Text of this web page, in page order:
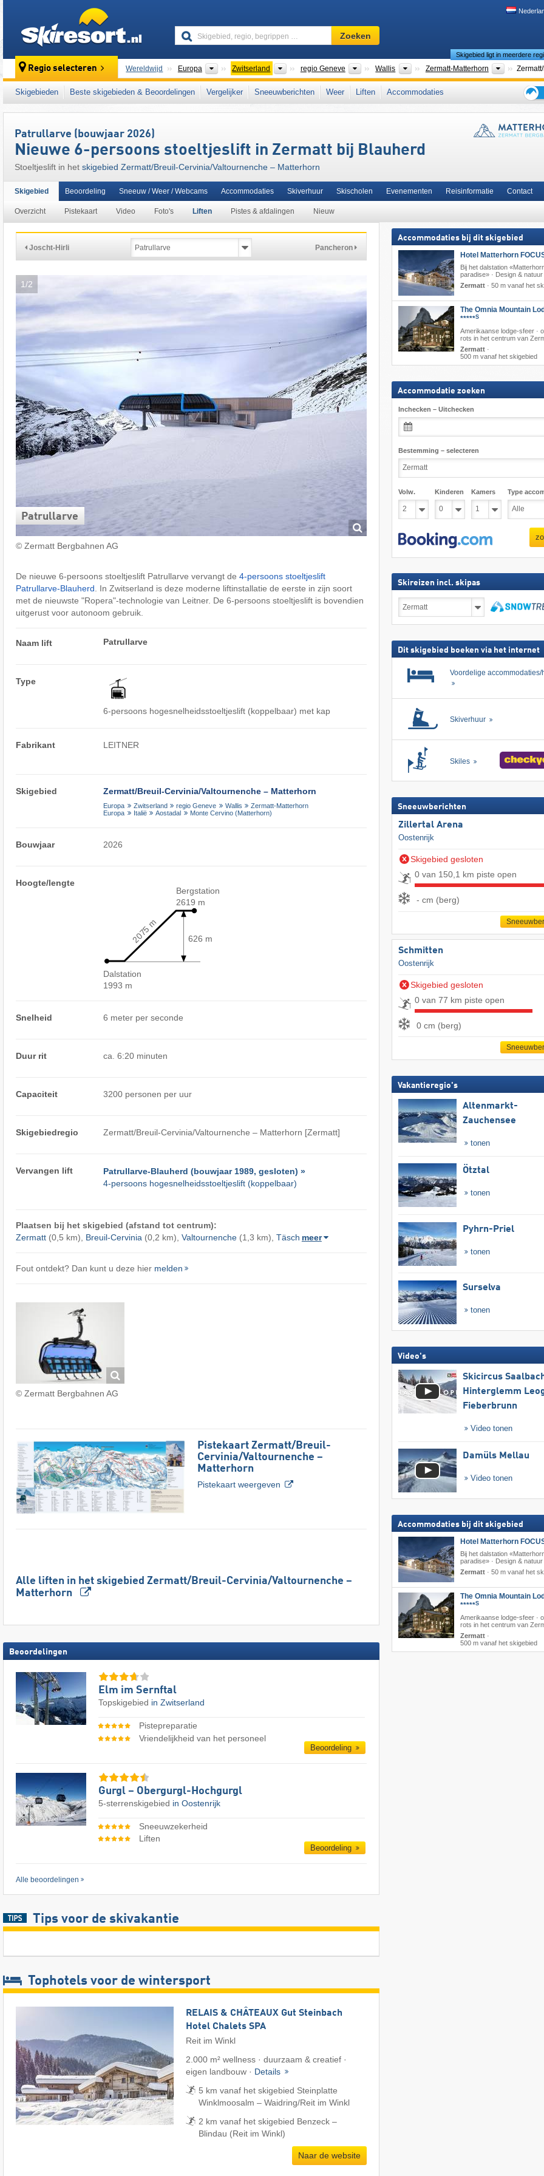
Skigebied,
regio,
…
Zoeken
Regio selecteren Wereldwijd Europa Continenten
Zwitserland Landenregio Geneve Macroregio's
Wallis Kantons
Zermatt-Matterhorn
Skigebied ligt in meerdere
Wereldwijd Europa Continenten
Italië LandenAostadal Regio'sMonte Cervino (Matterhorn) Zermatt/​Breuil-Cervinia/​
Skigebieden Beste skigebieden & Beoordelingen Vergelijker Sneeuwberichten Weer Liften
Accommodaties
de
Patrullarve (bouwjaar 2026)
Nieuwe 6-persoons stoeltjeslift in Zermatt bij Blauherd
Stoeltjeslift in het skigebied Zermatt/​Breuil-Cervinia/​Valtournenche – Matterhorn
Skigebied
Overzicht Pistekaart Video Foto's Liften Pistes & afdalingen Nieuw
Beoordeling Sneeuw / Weer / Webcams Accommodaties Skiverhuur Skischolen Evenementen Reisinformatie Contact
Joscht-Hirli Pancheron
1/2
© Zermatt Bergbahnen AG
Patrullarve
De nieuwe 6-persoons stoeltjeslift Patrullarve vervangt de 4-persoons stoeltjeslift
Patrullarve-Blauherd. In Zwitserland is deze moderne liftinstallatie de eerste in zijn soort
met de nieuwste "Ropera"-technologie van Leitner. De 6-persoons stoeltjeslift is bovendien
uitgerust voor autonoom gebruik.
Naam lift Patrullarve
Type
6-persoons hogesnelheidsstoeltjeslift (koppelbaar) met kap
Fabrikant LEITNER
Skigebied Zermatt/​Breuil-Cervinia/​Valtournenche – Matterhorn
Europa Zwitserland regio Geneve Wallis
Zermatt-Matterhorn
Europa
Italië Aostadal Monte Cervino (Matterhorn)
Bouwjaar 2026
Hoogte/lengte
Dalstation
1993 m
Bergstation
2619 m
626 m
2075 m
Snelheid 6 meter per seconde
Duur rit ca. 6:20 minuten
Capaciteit 3200 personen per uur
Skigebiedregio Zermatt/​Breuil-Cervinia/​Valtournenche – Matterhorn [Zermatt]
Vervangen lift
Patrullarve-Blauherd (bouwjaar 1989, gesloten) »
4-persoons hogesnelheidsstoeltjeslift (koppelbaar)
Plaatsen bij het skigebied (afstand tot centrum):
Zermatt(0,5 km), Breuil-Cervinia (0,2 km), Valtournenche(1,3 km), Täsch meer
Fout ontdekt? Dan kunt u deze hier melden
© Zermatt Bergbahnen AG
Pistekaart Zermatt/​Breuil-
Cervinia/​Valtournenche –
Matterhorn
Pistekaart weergeven
Alle liften in het skigebied Zermatt/​Breuil-Cervinia/​Valtournenche –
Matterhorn
Beoordelingen
Elm im Sernftal
Topskigebied in Zwitserland
Pistepreparatie
Vriendelijkheid van het personeel
Beoordeling
Gurgl – Obergurgl-Hochgurgl
5-sterrenskigebied in Oostenrijk
Sneeuwzekerheid
Liften
Beoordeling
Alle beoordelingen
Tips voor de skivakantie
Tophotels voor de wintersport
RELAIS & CHÂTEAUX Gut Steinbach
Hotel Chalets SPA
Reit im Winkl
2.000 m² wellness · duurzaam & creatief ·
eigen landbouw · Details
5 km vanaf het skigebied Steinplatte
Winklmoosalm – Waidring/​Reit im Winkl
2 km vanaf het skigebied Benzeck –
Blindau (Reit im Winkl)
Naar de website
Accommodaties bij dit skigebied
Hotel Matterhorn
Bij het dalstation
paradise» · Design & natuur
Zermatt· 50 m vanaf het
The Omnia Mountain
*****S
Amerikaanse lodge-sfeer ·
rots in het centrum van
Zermatt·
500 m vanaf het skigebied
Accommodatie zoeken
Inchecken – Uitchecken
Bestemming – selecteren
Volw. Kinderen Kamers Type
Skireizen incl. skipas
incl.
Dit skigebied boeken via het internet
Voordelige accommodaties/
Skiverhuur
Skiles
Sneeuwberichten
Zillertal Arena
Oostenrijk
Skigebied gesloten
0 van 150,1 km piste open
- cm (berg)
Schmitten
Oostenrijk
Skigebied gesloten
0 van 77 km piste open
0 cm (berg)
Vakantieregio's
Altenmarkt-
Zauchensee
tonen
Ötztal
tonen
Pyhrn-Priel
tonen
Surselva
tonen
Video's
Skicircus
Hinterglemm
Fieberbrunn
Video tonen
Damüls Mellau
Video tonen
Accommodaties bij dit skigebied
Hotel Matterhorn
Bij het dalstation
paradise» · Design & natuur
Zermatt· 50 m vanaf het
The Omnia Mountain
*****S
Amerikaanse lodge-sfeer ·
rots in het centrum van
Zermatt·
500 m vanaf het skigebied